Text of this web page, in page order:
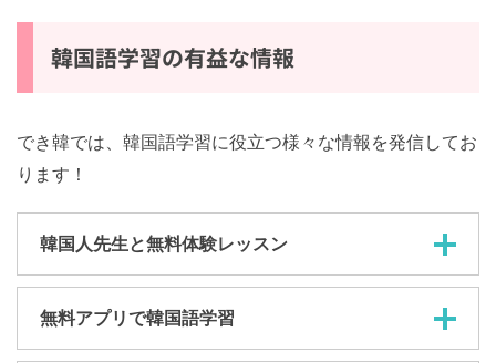
韓国語学習の有益な情報
でき韓では、韓国語学習に役立つ様々な情報を発信してお
ります！
韓国人先生と無料体験レッスン
無料アプリで韓国語学習